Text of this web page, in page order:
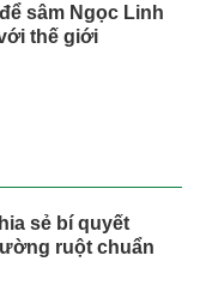
sâm Ngọc Linh
thế giới
sẻ bí quyết
ruột chuẩn